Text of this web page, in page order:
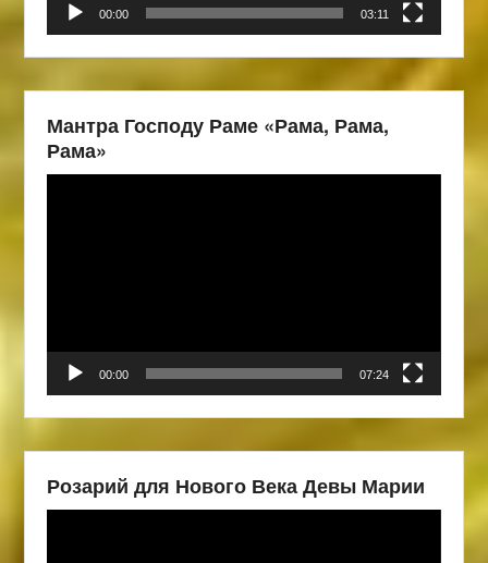
00:00 03:11
Мантра Господу Раме «Рама, Рама,
Рама»
00:00 07:24
Розарий для Нового Века Девы Марии